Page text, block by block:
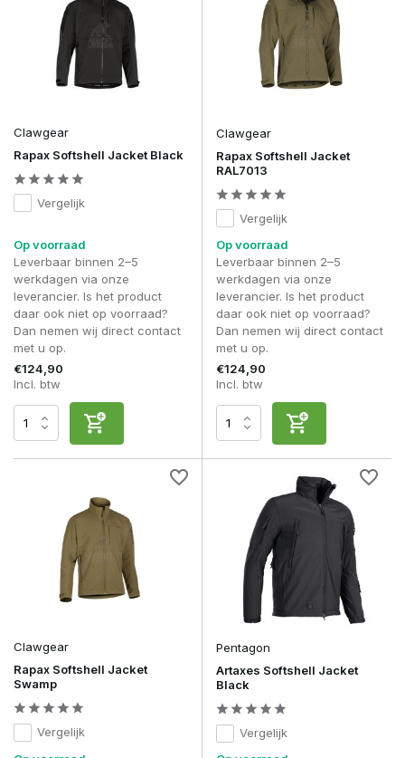
Clawgear
Rapax Softshell Jacket Black
Vergelijk
Op voorraad
Leverbaar binnen 2–5
werkdagen via onze
leverancier. Is het product
daar ook niet op voorraad?
Dan nemen wij direct contact
met u op.
€124,90
Incl. btw
Clawgear
Rapax Softshell Jacket
RAL7013
Vergelijk
Op voorraad
Leverbaar binnen 2–5
werkdagen via onze
leverancier. Is het product
daar ook niet op voorraad?
Dan nemen wij direct contact
met u op.
€124,90
Incl. btw
Clawgear
Rapax Softshell Jacket
Swamp
Vergelijk
Pentagon
Artaxes Softshell Jacket
Black
Vergelijk